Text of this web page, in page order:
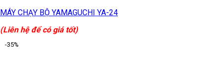
MÁY CHẠY BỘ YAMAGUCHI YA-24
(Liên hệ để có giá tốt)
-35%